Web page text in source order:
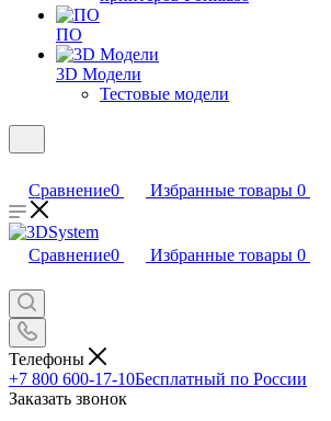
ПО
3D Модели
Тестовые модели
Сравнение0 Избранные товары 0
Сравнение0 Избранные товары 0
Телефоны
+7 800 600-17-10Бесплатный по России
Заказать звонок